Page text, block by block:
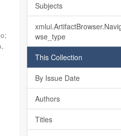
;
Subjects
wse_type
This Collection
By Issue Date
Authors
Titles